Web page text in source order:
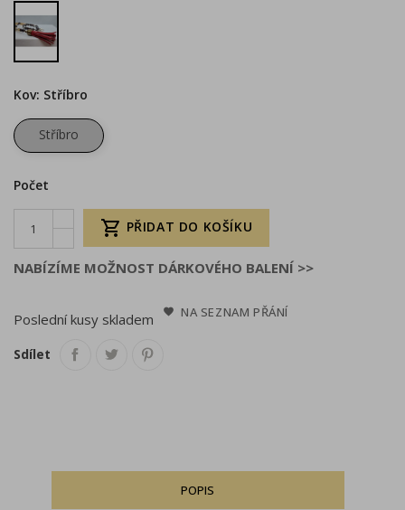
Červená
Kov: Stříbro
Stříbro
Počet
 PŘIDAT DO KOŠÍKU
NABÍZÍME MOŽNOST DÁRKOVÉHO BALENÍ >>
Poslední kusy skladem NA SEZNAM PŘÁNÍ
Sdílet
POPIS